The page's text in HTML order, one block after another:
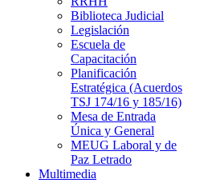
Biblioteca Judicial
Legislación
Escuela de
Capacitación
Planificación
Estratégica (Acuerdos
TSJ 174/16 y 185/16)
Mesa de Entrada
Única y General
MEUG Laboral y de
Paz Letrado
Multimedia